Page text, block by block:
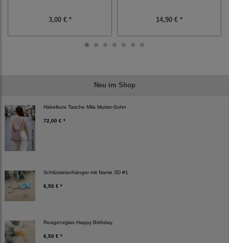
Neu im Shop
Häkelkurs Tasche Mila Mutter-Sohn
72,00 € *
Schlüsselanhänger mit Name 3D #1
6,50 € *
Reagenzglas Happy Birthday
6,50 € *
3,00 € * 14,90 € *